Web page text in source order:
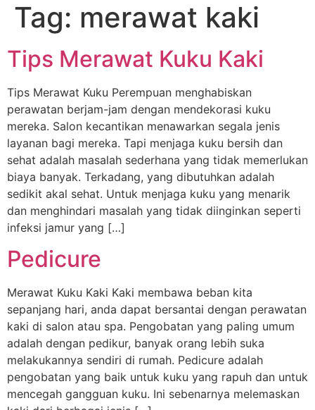
Tag: merawat kaki
Tips Merawat Kuku Kaki
Tips Merawat Kuku Perempuan menghabiskan
perawatan berjam-jam dengan mendekorasi kuku
mereka. Salon kecantikan menawarkan segala jenis
layanan bagi mereka. Tapi menjaga kuku bersih dan
sehat adalah masalah sederhana yang tidak memerlukan
biaya banyak. Terkadang, yang dibutuhkan adalah
sedikit akal sehat. Untuk menjaga kuku yang menarik
dan menghindari masalah yang tidak diinginkan seperti
infeksi jamur yang […]
Pedicure
Merawat Kuku Kaki Kaki membawa beban kita
sepanjang hari, anda dapat bersantai dengan perawatan
kaki di salon atau spa. Pengobatan yang paling umum
adalah dengan pedikur, banyak orang lebih suka
melakukannya sendiri di rumah. Pedicure adalah
pengobatan yang baik untuk kuku yang rapuh dan untuk
mencegah gangguan kuku. Ini sebenarnya melemaskan